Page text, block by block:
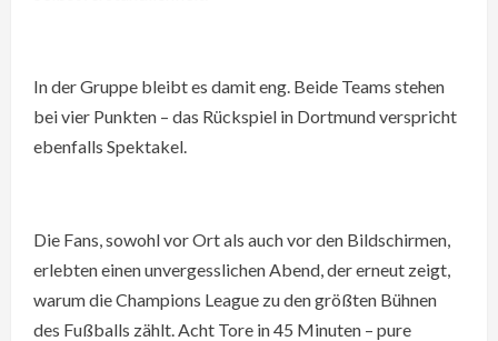
In der Gruppe bleibt es damit eng. Beide Teams stehen
bei vier Punkten – das Rückspiel in Dortmund verspricht
ebenfalls Spektakel.
Die Fans, sowohl vor Ort als auch vor den Bildschirmen,
erlebten einen unvergesslichen Abend, der erneut zeigt,
warum die Champions League zu den größten Bühnen
des Fußballs zählt. Acht Tore in 45 Minuten – pure